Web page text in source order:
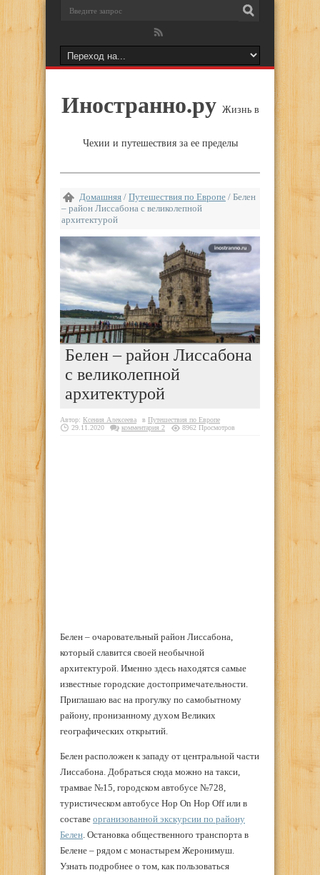
Иностранно.ру Жизнь в
Чехии и путешествия за ее пределы
Домашняя / Путешествия по Европе / Белен
– район Лиссабона с великолепной
архитектурой
Белен – район Лиссабона
с великолепной
архитектурой
Автор: Ксения Алексеева в Путешествия по Европе
29.11.2020
комментария 2 8962 Просмотров
Белен – очаровательный район Лиссабона,
который славится своей необычной
архитектурой. Именно здесь находятся самые
известные городские достопримечательности.
Приглашаю вас на прогулку по самобытному
району, пронизанному духом Великих
географических открытий.
Белен расположен к западу от центральной части
Лиссабона. Добраться сюда можно на такси,
трамвае №15, городском автобусе №728,
туристическом автобусе Hop On Hop Off или в
составе организованной экскурсии по району
Белен . Остановка общественного транспорта в
Белене – рядом с монастырем Жеронимуш.
Узнать подробнее о том, как пользоваться